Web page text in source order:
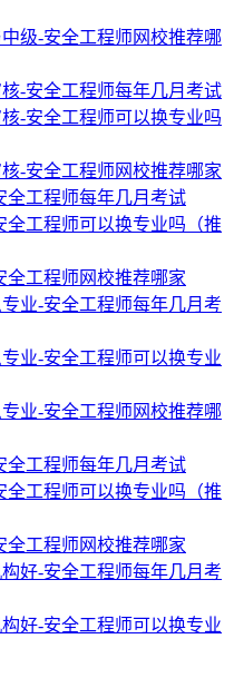
级-安全工程师网校推荐哪
-安全工程师每年几月考试
-安全工程师可以换专业吗
-安全工程师网校推荐哪家
全工程师每年几月考试
全工程师可以换专业吗（推
全工程师网校推荐哪家
业-安全工程师每年几月考
业-安全工程师可以换专业
业-安全工程师网校推荐哪
全工程师每年几月考试
工程师可以换专业吗（推
全工程师网校推荐哪家
好-安全工程师每年几月考
好-安全工程师可以换专业